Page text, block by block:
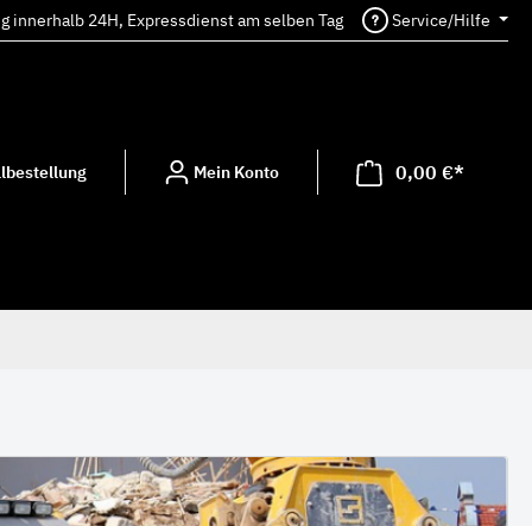
innerhalb 24H, Expressdienst am selben Tag Service/Hilfe
Mein Konto 0,00 €*